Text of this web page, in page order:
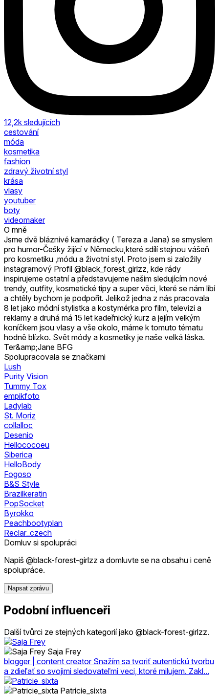
12,2k sledujících
cestování
móda
kosmetika
fashion
zdravý životní styl
krása
vlasy
youtuber
boty
videomaker
O mně
Jsme dvě bláznivé kamarádky ( Tereza a Jana) se smyslem
pro humor-Češky žijící v Německu,které sdílí stejnou vášeň
pro kosmetiku ,módu a životní styl. Proto jsem si založily
instagramový Profil @black_forest_girlzz, kde rády
inspirujeme ostatní a představujeme našim sledujícím nové
trendy, outfity, kosmetické tipy a super věci, které se nám líbí
a chtěly bychom je podpořit. Jelikož jedna z nás pracovala
8 let jako módní stylistka a kostymérka pro film, televizi a
reklamy a druhá má 15 let kadeřnický kurz a jejím velkým
koníčkem jsou vlasy a vše okolo, máme k tomuto tématu
hodně blízko. Svět módy a kosmetiky je naše velká láska.
Ter&amp;Jane BFG
Spolupracovala se značkami
Lush
Purity Vision
Tummy Tox
empikfoto
Ladylab
St. Moriz
collalloc
Desenio
Hellococoeu
Siberica
HelloBody
Fogoso
B&S Style
Brazilkeratin
PopSocket
Byrokko
Peachbootyplan
Reclar_czech
Domluv si spolupráci
Napiš @black-forest-girlzz a domluvte se na obsahu i ceně
spolupráce.
Napsat zprávu
Podobní influenceři
Další tvůrci ze stejných kategorií jako @black-forest-girlzz.
Saja Frey
blogger | content creator Snažím sa tvoriť autentickú tvorbu
a zdieľať so svojimi sledovateľmi veci, ktoré milujem. Zakl...
Patricie_sixta